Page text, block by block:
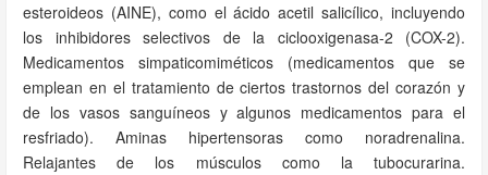
esteroideos (AINE), como el ácido acetil salicílico, incluyendo
los inhibidores selectivos de la ciclooxigenasa-2 (COX-2).
Medicamentos simpaticomiméticos (medicamentos que se
emplean en el tratamiento de ciertos trastornos del corazón y
de los vasos sanguíneos y algunos medicamentos para el
resfriado). Aminas hipertensoras como noradrenalina.
Relajantes de los músculos como la tubocurarina.